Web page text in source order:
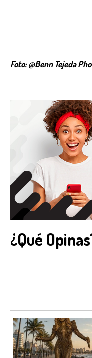
Foto: @Benn Tejeda
¿Qué